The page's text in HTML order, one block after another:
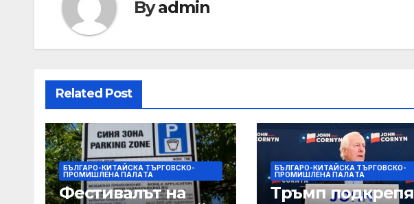
Byadmin
Related Post
БЪЛГАРО-КИТАЙСКА ТЪРГОВСКО-
ПРОМИШЛЕНА ПАЛAТА
Фестивалът на
БЪЛГАРО-КИТАЙСКА ТЪРГОВСКО-
ПРОМИШЛЕНА ПАЛAТА
Тръмп подкрепя